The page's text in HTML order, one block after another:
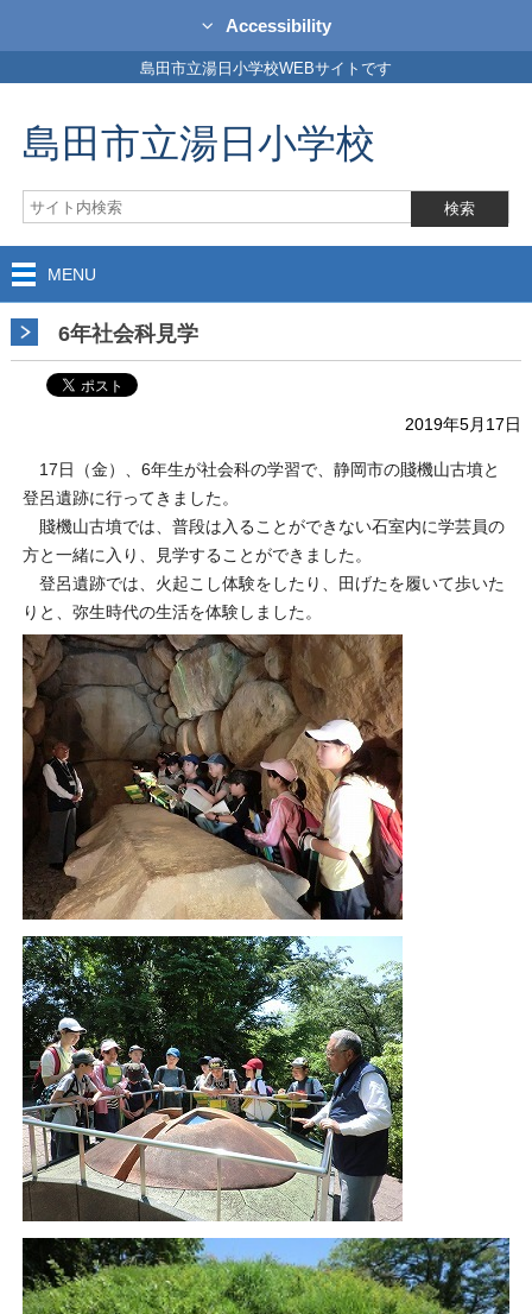
Accessibility
島田市立湯日小学校WEBサイトです
島田市立湯日小学校
MENU
6年社会科見学
2019年5月17日
17日（金）、6年生が社会科の学習で、静岡市の賤機山古墳と
登呂遺跡に行ってきました。
賤機山古墳では、普段は入ることができない石室内に学芸員の
方と一緒に入り、見学することができました。
登呂遺跡では、火起こし体験をしたり、田げたを履いて歩いた
りと、弥生時代の生活を体験しました。